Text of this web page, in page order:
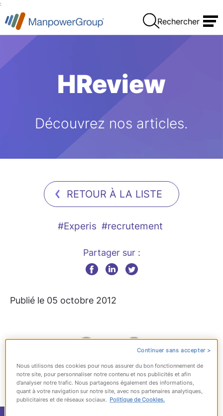
:
Rechercher
HReview
Découvrez nos articles.
RETOUR À LA LISTE
#Experis #recrutement
Partager sur :
Publié le 05 octobre 2012
Continuer sans accepter >
Nous utilisons des cookies pour nous assurer du bon fonctionnement de
notre site, pour personnaliser notre contenu et nos publicités et afin
d’analyser notre trafic. Nous partageons également des informations,
quant à votre navigation sur notre site, avec nos partenaires analytiques,
publicitaires et de réseaux sociaux. Politique de Cookies.